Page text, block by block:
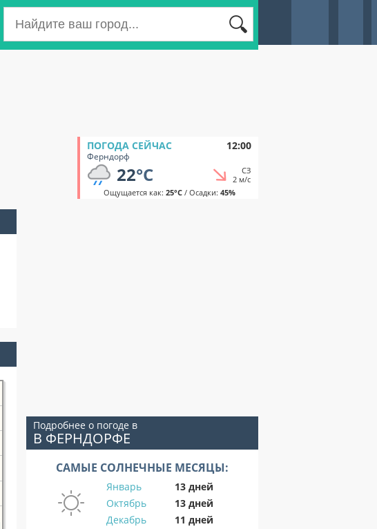
ПОГОДА СЕЙЧАС 12:00
Ферндорф
22°C
СЗ
2 м/с
Ощущается как: 25°C/ Осадки: 45%
Подробнее о погоде в
В ФЕРНДОРФЕ
САМЫЕ СОЛНЕЧНЫЕ МЕСЯЦЫ:
Январь
13 дней
Октябрь
13 дней
Декабрь
11 дней